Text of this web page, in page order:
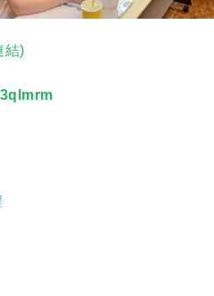
結)